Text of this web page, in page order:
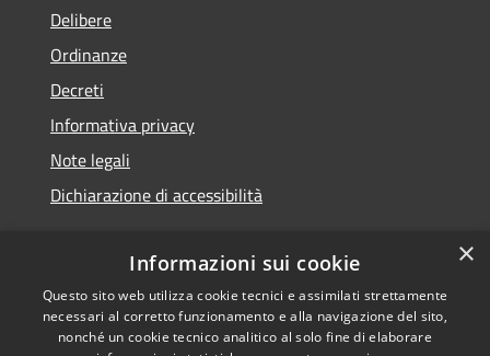
Delibere
Ordinanze
Decreti
Informativa privacy
Note legali
Dichiarazione di accessibilità
RSS
Accessibilità
Copyright © 2026 • Comune di
Molochio • Powered by
×
Informazioni sui cookie
Questo sito web utilizza cookie tecnici e assimilati strettamente
necessari al corretto funzionamento e alla navigazione del sito,
nonché un cookie tecnico analitico al solo fine di elaborare